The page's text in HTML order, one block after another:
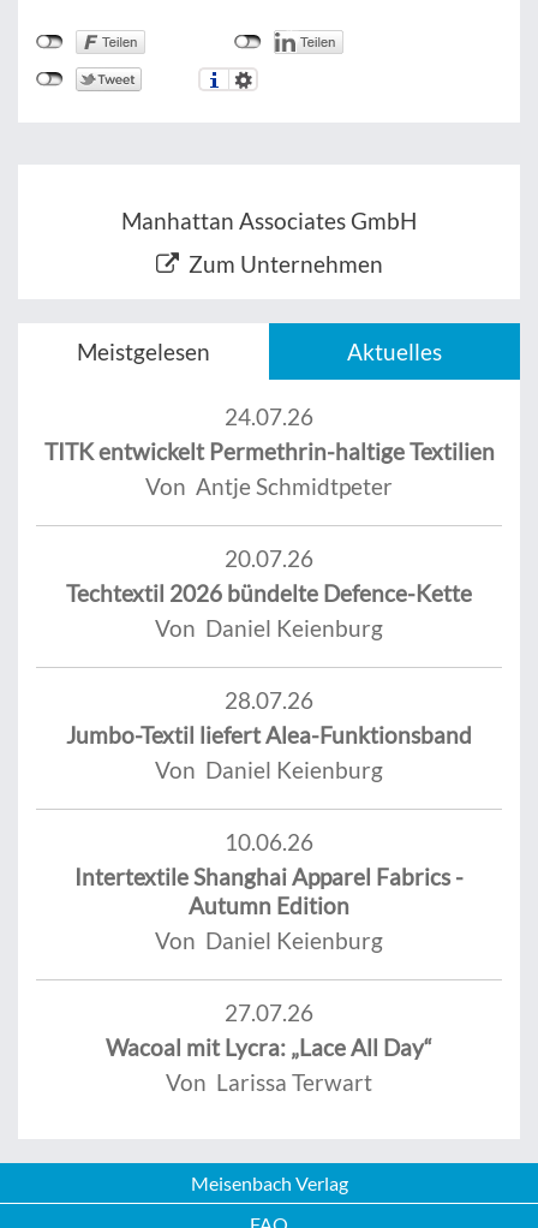
Manhattan Associates GmbH
Zum Unternehmen
Meistgelesen Aktuelles
24.07.26
TITK entwickelt Permethrin-haltige Textilien
Von Antje Schmidtpeter
20.07.26
Techtextil 2026 bündelte Defence-Kette
Von Daniel Keienburg
28.07.26
Jumbo-Textil liefert Alea-Funktionsband
Von Daniel Keienburg
10.06.26
Intertextile Shanghai Apparel Fabrics -
Autumn Edition
Von Daniel Keienburg
27.07.26
Wacoal mit Lycra: „Lace All Day“
Von Larissa Terwart
Meisenbach Verlag